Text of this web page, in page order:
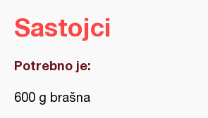
Sastojci
Potrebno je:
600 g brašna